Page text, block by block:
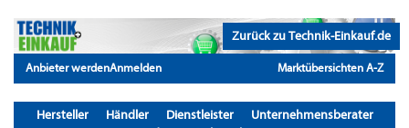
Zurück zu Technik-Einkauf.de
Anbieter werdenAnmelden Marktübersichten A-Z
Hersteller Händler Dienstleister
Unternehmensberater